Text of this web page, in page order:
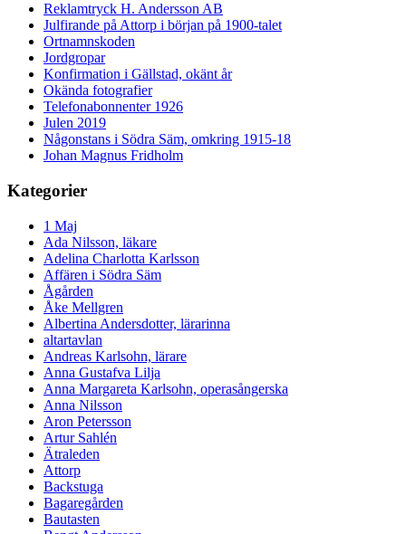
Reklamtryck H. Andersson AB
Julfirande på Attorp i början på 1900-talet
Ortnamnskoden
Jordgropar
Konfirmation i Gällstad, okänt år
Okända fotografier
Telefonabonnenter 1926
Julen 2019
Någonstans i Södra Säm, omkring 1915-18
Johan Magnus Fridholm
Kategorier
1 Maj
Ada Nilsson, läkare
Adelina Charlotta Karlsson
Affären i Södra Säm
Ågården
Åke Mellgren
Albertina Andersdotter, lärarinna
altartavlan
Andreas Karlsohn, lärare
Anna Gustafva Lilja
Anna Margareta Karlsohn, operasångerska
Anna Nilsson
Aron Petersson
Artur Sahlén
Ätraleden
Attorp
Backstuga
Bagaregården
Bautasten